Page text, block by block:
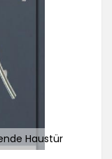
Haustür